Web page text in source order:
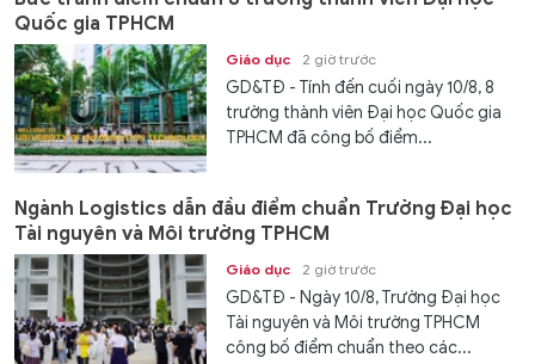
Quốc gia TPHCM
Giáo dục 2 giờ trước
GD&TĐ - Tính đến cuối ngày 10/8, 8
trường thành viên Đại học Quốc gia
TPHCM đã công bố điểm...
Ngành Logistics dẫn đầu điểm chuẩn Trường Đại học
Tài nguyên và Môi trường TPHCM
Giáo dục 2 giờ trước
GD&TĐ - Ngày 10/8, Trường Đại học
Tài nguyên và Môi trường TPHCM
công bố điểm chuẩn theo các...